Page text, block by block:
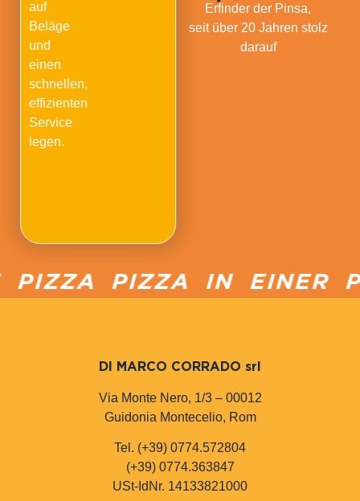
Erfinder der Pinsa,
seit über 20 Jahren stolz
darauf
auf
Beläge
und
einen
schnellen,
effizienten
Service
legen.
PIZZA IN EINER
DI MARCO CORRADO srl
Via Monte Nero, 1/3 – 00012
Guidonia Montecelio, Rom
Tel. (+39) 0774.572804
(+39) 0774.363847
USt-IdNr. 14133821000